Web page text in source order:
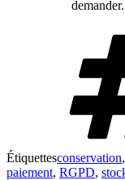
demander.
Étiquettesconservation,
paiement, RGPD,